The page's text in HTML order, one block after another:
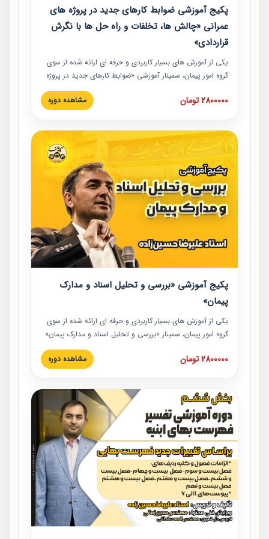
پکیج آموزشی ضوابط کارهای جدید در پروژه های
عمرانی «چالش ها، تخلفات و راه حل ها با نگرش
قراردادی»
یکی از آموزش‏‏‏‏‏‏ های بسیار کاربردی و حرفه‏ ای ارائه شده از سوی
گروه امور پیمان، سمینار آموزشی «ضوابط کارهای جدید در پروژه
های عمرانی» چالش ها، تخلفات و راه حل ها با نگرش قراردادی
است که در محل سندیکای شرکت های ساختمانی کشور ارائه شد.
مدارک پیمان به همراه تجربیات عملی ارائه شده است.
2800000 تومان مشاهده دوره
پکیج آموزشی «بررسی و تحلیل اسناد و مدارک
پیمان»
یکی از آموزش‏‏‏‏‏‏ های بسیار کاربردی و حرفه‏ ای ارائه شده از سوی
گروه امور پیمان، سمینار «بررسی و تحلیل اسناد و مدارک پیمان»
است که در دانشگاه صنعتی شریف ارائه شد. در این آموزش
نکات کلیدی مربوط به اسناد و مدارک پیمان، اولویت بندی اسناد
پیمان به همراه تجربیات عملی در این خصوص ارائه شده است.
2800000 تومان مشاهده دوره